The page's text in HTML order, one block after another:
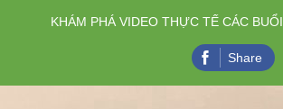
KHÁM PHÁ VIDEO THỰC TẾ CÁC
Share